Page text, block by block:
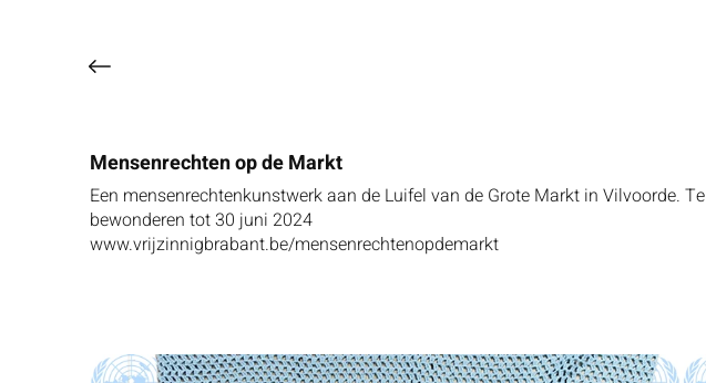
Mensenrechten op de Markt
Een mensenrechtenkunstwerk aan de Luifel van de Grote Markt in Vilvoorde. Te
bewonderen tot 30 juni 2024
www.vrijzinnigbrabant.be/mensenrechtenopdemarkt